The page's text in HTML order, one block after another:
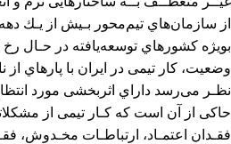
از ﺳﺎزﻣﺎنﻫﺎي ﺗﻴﻢﻣﺤﻮر ﺑـﻴﺶ از ﻳـﻚ
ﺑﻮﻳﮋه ﻛﺸﻮرﻫﺎي ﺗﻮﺳﻌﻪﻳﺎﻓﺘﻪ در ﺣـﺎل رخ
وﺿﻌﻴﺖ، ﻛﺎر ﺗﻴﻤﻰ در اﻳﺮان ﺑﺎ ﭘﺎرهاي
ﻧﻈـﺮ ﻣﻰرﺳﺪ داراي اﺛﺮﺑﺨﺸﻰ ﻣﻮرد
ﺣﺎﻛﻰ از آن اﺳﺖ ﻛﻪ ﻛـﺎر ﺗﻴﻤﻰ از
ﻓﻘـﺪان اﻋﺘﻤـﺎد، ارﺗﺒﺎﻃـﺎت ﻣﺨـﺪوش،